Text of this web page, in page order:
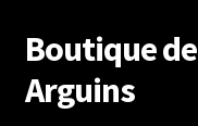
Aller
à
la
Aller
au
contenu
Boutique
Arguins